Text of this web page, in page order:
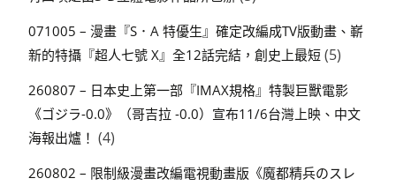
071005 – 漫畫『S．A 特優生』確定改編成TV版動畫、嶄
新的特攝『超人七號 X』全12話完結，創史上最短 (5)
260807 – 日本史上第一部『IMAX規格』特製巨獸電影
《ゴジラ-0.0》（哥吉拉 -0.0）宣布11/6台灣上映、中文
海報出爐！ (4)
260802 – 限制級漫畫改編電視動畫版《魔都精兵のスレ